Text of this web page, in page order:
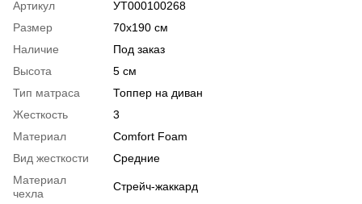
Артикул
УТ000100268
Размер
70х190 см
Наличие
Под заказ
Высота
5 cм
Тип матраса
Топпер на диван
Жесткость
3
Материал
Comfort Foam
Вид жесткости
Средние
Материал
чехла
Стрейч-жаккард